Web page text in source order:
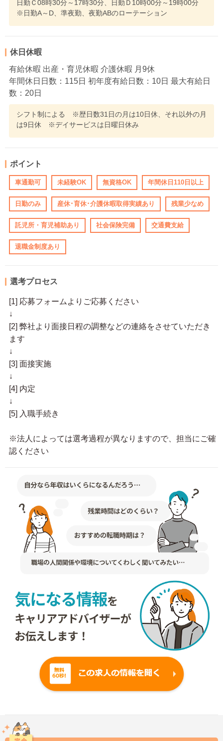
日勤Ｃ08時30分～17時30分、日勤Ｄ10時00分～19時00分
※日勤A～D、準夜勤、夜勤ABのローテーション
休日休暇
有給休暇 出産・育児休暇 介護休暇 月9休
年間休日日数：115日 初年度有給日数：10日 最大有給日
数：20日
シフト制による ※歴日数31日の月は10日休、それ以外の月
は9日休 ※デイサービスは日曜日休み
ポイント
車通勤可 未経験OK 無資格OK 年間休日110日以上
日勤のみ 産休･育休･介護休暇取得実績あり 残業少なめ
託児所・育児補助あり 社会保険完備 交通費支給
退職金制度あり
選考プロセス
[1] 応募フォームよりご応募ください
↓
[2] 弊社より面接日程の調整などの連絡をさせていただき
ます
↓
[3] 面接実施
↓
[4] 内定
↓
[5] 入職手続き
※法人によっては選考過程が異なりますので、担当にご確
認ください